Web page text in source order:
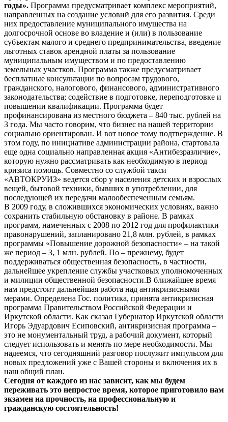
годы». Программа предусматривает комплекс мероприятий,
направленных на создание условий для его развития. Среди
них предоставление муниципального имущества на
долгосрочной основе во владение и (или) в пользование
субъектам малого и среднего предпринимательства, введение
льготных ставок арендной платы за пользование
муниципальным имуществом и по предоставлению
земельных участков. Программа также предусматривает
бесплатные консультации по вопросам трудового,
гражданского, налогового, финансового, административного
законодательства; содействие в подготовке, переподготовке и
повышении квалификации. Программа будет
профинансирована из местного бюджета – 840 тыс. рублей на
3 года. Мы часто говорим, что бизнес на нашей территории
социально ориентирован. И вот новое тому подтверждение. В
этом году, по инициативе администрации района, стартовала
еще одна социально направленная акция «Антибезразличие»,
которую нужно рассматривать как необходимую в период
кризиса помощь. Совместно со службой такси
«АВТОКРУИЗ» ведется сбор у населения детских и взрослых
вещей, бытовой техники, бывших в употреблении, для
последующей их передачи малообеспеченным семьям.
В 2009 году, в сложившихся экономических условиях, важно
сохранить стабильную обстановку в районе. В рамках
программ, намеченных с 2008 по 2012 год для профилактики
правонарушений, запланировано 21,8 млн. рублей, в рамках
программы «Повышение дорожной безопасности» – на такой
же период – 3, 1 млн. рублей. По – прежнему, будет
поддерживаться общественная безопасность, в частности,
дальнейшее укрепление службы участковых уполномоченных
и милиции общественной безопасности.В ближайшее время
нам предстоит дальнейшая работа над антикризисными
мерами. Определена Гос. политика, принята антикризисная
программа Правительством Российской Федерации и
Иркутской области. Как сказал Губернатор Иркутской области
Игорь Эдуардович Есиповский, антикризисная программа –
это не монументальный труд, а рабочий документ, который
следует использовать и менять по мере необходимости. Мы
надеемся, что сегодняшний разговор послужит импульсом для
новых предложений уже с Вашей стороны и включения их в
наш общий план.
Сегодня от каждого из нас зависит, как мы будем
переживать это непростое время, которое приготовило нам
экзамен на прочность, на профессиональную и
гражданскую состоятельность!